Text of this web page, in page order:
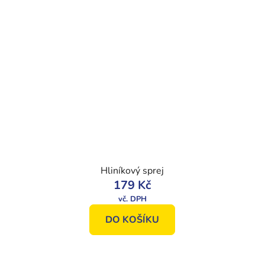
Hliníkový sprej
179 Kč
DO KOŠÍKU